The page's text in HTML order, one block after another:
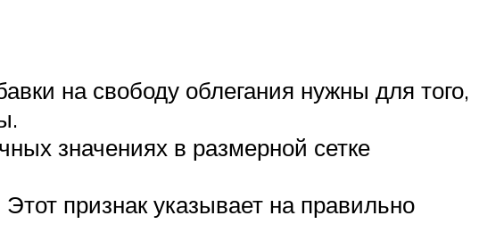
на свободу облегания нужны для того,
значениях в размерной сетке
признак указывает на правильно